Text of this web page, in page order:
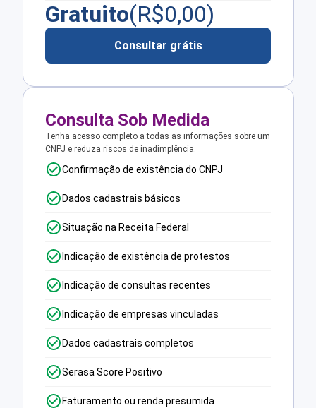
Gratuito(R$0,00)
Consultar grátis
Consulta Sob Medida
Tenha acesso completo a todas as informações sobre um
CNPJ e reduza riscos de inadimplência.
Confirmação de existência do CNPJ
Dados cadastrais básicos
Situação na Receita Federal
Indicação de existência de protestos
Indicação de consultas recentes
Indicação de empresas vinculadas
Dados cadastrais completos
Serasa Score Positivo
Faturamento ou renda presumida